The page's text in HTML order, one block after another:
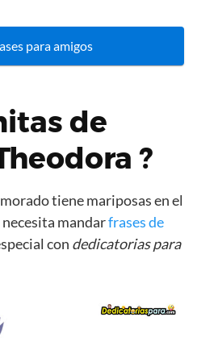
para amigos
de
?
tiene mariposas en el
mandarfrases de
con dedicatorias para